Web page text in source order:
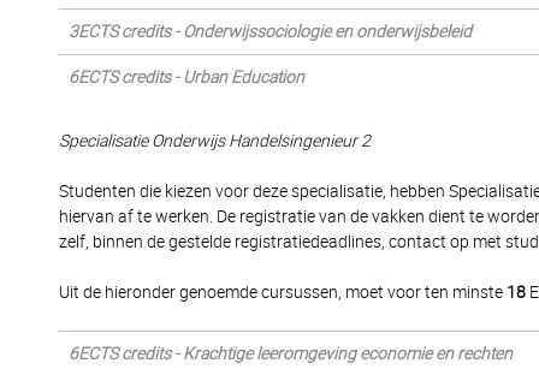
3ECTS credits - Onderwijssociologie en onderwijsbeleid
6ECTS credits - Urban Education
Specialisatie Onderwijs Handelsingenieur 2
Studenten die kiezen voor deze specialisatie, hebben
hiervan af te werken. De registratie van de vakken dient te
zelf, binnen de gestelde registratiedeadlines, contact op met
Uit de hieronder genoemde cursussen, moet voor ten minste 18
6ECTS credits - Krachtige leeromgeving economie en rechten